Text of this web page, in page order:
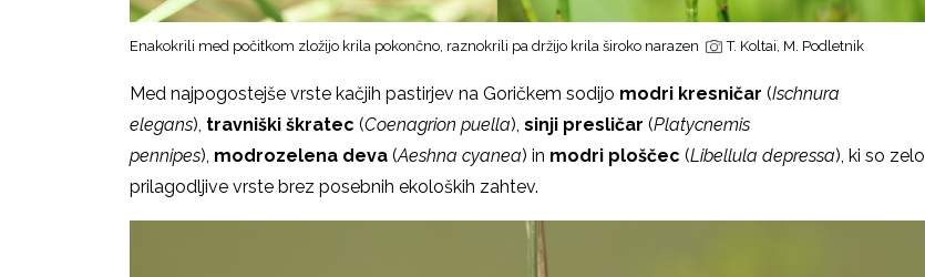
Enakokrili med počitkom zložijo krila pokončno, raznokrili pa držijo krila široko narazen T. Koltai, M. Podletnik
Med najpogostejše vrste kačjih pastirjev na Goričkem sodijo modri kresničar (Ischnura
elegans), travniški škratec (Coenagrion puella), sinji presličar (Platycnemis
pennipes), modrozelena deva (Aeshna cyanea) in modri ploščec (Libellula depressa), ki so zelo
prilagodljive vrste brez posebnih ekoloških zahtev.